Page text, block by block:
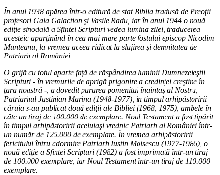
În anul 1938 apărea într-o editură de stat Biblia tradusă de Preoţii
profesori Gala Galaction şi Vasile Radu, iar în anul 1944 o nouă
ediţie sinodală a Sfintei Scripturi vedea lumina zilei, traducerea
acesteia aparţinând în cea mai mare parte fostului episcop Nicodim
Munteanu, la vremea aceea ridicat la slujirea şi demnitatea de
Patriarh al României.
O grijă cu totul aparte faţă de răspândirea luminii Dumnezeieştii
Scripturi - în vremurile de aprigă prigonire a credinţei creştine în
ţara noastră -, a dovedit pururea pomenitul înaintaş al Nostru,
Patriarhul Justinian Marina (1948-1977), în timpul arhipăstoririi
căruia s-au publicat două ediţii ale Bibliei (1968, 1975), ambele în
câte un tiraj de 100.000 de exemplare. Noul Testament a fost tipărit
în timpul arhipăstoririi aceluiaşi vrednic Patriarh al României într-
un număr de 125.000 de exemplare. În vremea arhipăstoririi
fericitului întru adormire Patriarh Iustin Moisescu (1977-1986), o
nouă ediţie a Sfintei Scripturi (1982) a fost imprimată într-un tiraj
de 100.000 exemplare, iar Noul Testament într-un tiraj de 110.000
exemplare.